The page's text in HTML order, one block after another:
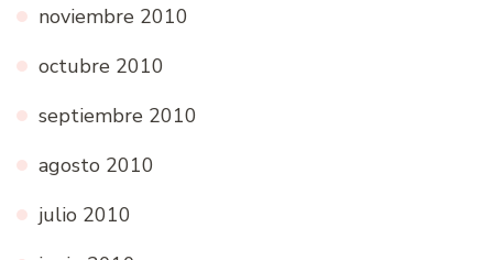
noviembre 2010
octubre 2010
septiembre 2010
agosto 2010
julio 2010